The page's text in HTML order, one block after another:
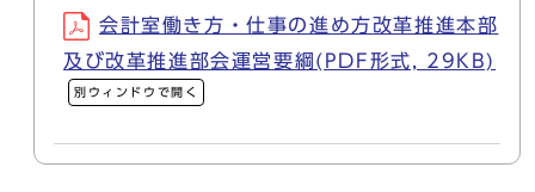
会計室働き方・仕事の進め方改革推進本部
及び改革推進部会運営要綱(PDF形式, 29KB)
別ウィンドウで開く